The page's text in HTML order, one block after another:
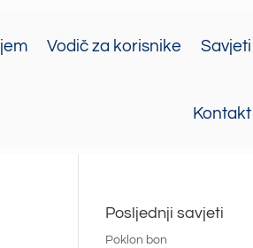
Vodič za korisnike Savjeti
Kontakt
Posljednji savjeti
Poklon bon